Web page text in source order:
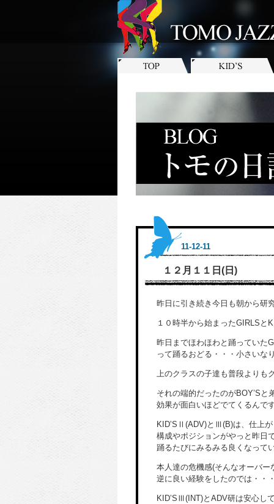
11-12-11
１２月１１日(日)
昨日に引き続き今日も朝から研
１０時半から始まったGIRLSと
昨日までほわほわと踊っていた
って踊るおどる・・・小さいな
上のクラスの子達も普段よりも
それの端的だったのがBOY’Sと
効果が面白いほどでてくるんで
KID’SⅡ(ADV)とⅢ(B)は、仕上
構成やポジションがやっと昨日
踊るたびにみるみる良くなって
本人達の危機感(そんなオーバ
逆に良い経験をしたのでは・・
KID’SⅢ(INT)とADV研は安心し